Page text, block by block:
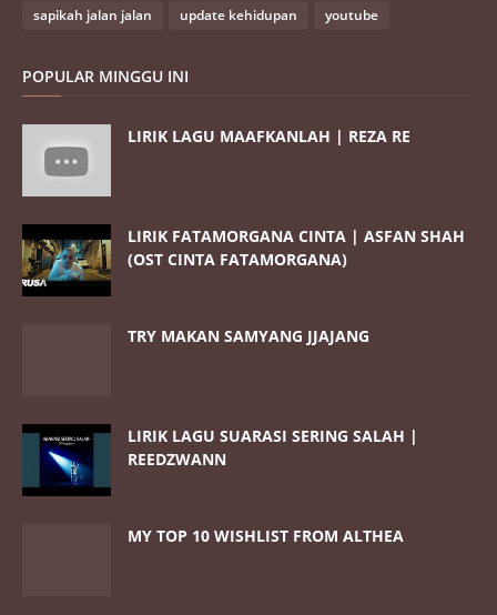
sapikah jalan jalan
update kehidupan youtube
POPULAR MINGGU INI
LIRIK LAGU MAAFKANLAH | REZA RE
LIRIK FATAMORGANA CINTA | ASFAN SHAH
(OST CINTA FATAMORGANA)
TRY MAKAN SAMYANG JJAJANG
LIRIK LAGU SUARASI SERING SALAH |
REEDZWANN
MY TOP 10 WISHLIST FROM ALTHEA